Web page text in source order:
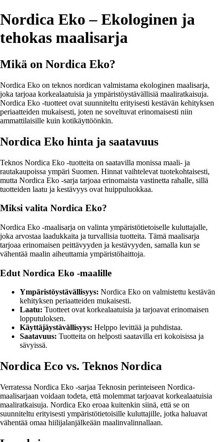
Nordica Eko – Ekologinen ja
tehokas maalisarja
Mikä on Nordica Eko?
Nordica Eko on teknos nordican valmistama ekologinen maalisarja,
joka tarjoaa korkealaatuisia ja ympäristöystävällisiä maaliratkaisuja.
Nordica Eko -tuotteet ovat suunniteltu erityisesti kestävän kehityksen
periaatteiden mukaisesti, joten ne soveltuvat erinomaisesti niin
ammattilaisille kuin kotikäyttöönkin.
Nordica Eko hinta ja saatavuus
Teknos Nordica Eko -tuotteita on saatavilla monissa maali- ja
rautakaupoissa ympäri Suomen. Hinnat vaihtelevat tuotekohtaisesti,
mutta Nordica Eko -sarja tarjoaa erinomaista vastinetta rahalle, sillä
tuotteiden laatu ja kestävyys ovat huippuluokkaa.
Miksi valita Nordica Eko?
Nordica Eko -maalisarja on valinta ympäristötietoiselle kuluttajalle,
joka arvostaa laadukkaita ja turvallisia tuotteita. Tämä maalisarja
tarjoaa erinomaisen peittävyyden ja kestävyyden, samalla kun se
vähentää maalin aiheuttamia ympäristöhaittoja.
Edut Nordica Eko -maalille
Ympäristöystävällisyys: Nordica Eko on valmistettu kestävän
kehityksen periaatteiden mukaisesti.
Laatu: Tuotteet ovat korkealaatuisia ja tarjoavat erinomaisen
lopputuloksen.
Käyttäjäystävällisyys: Helppo levittää ja puhdistaa.
Saatavuus: Tuotteita on helposti saatavilla eri kokoisissa ja
sävyissä.
Nordica Eco vs. Teknos Nordica
Verratessa Nordica Eko -sarjaa Teknosin perinteiseen Nordica-
maalisarjaan voidaan todeta, että molemmat tarjoavat korkealaatuisia
maaliratkaisuja. Nordica Eko eroaa kuitenkin siinä, että se on
suunniteltu erityisesti ympäristötietoisille kuluttajille, jotka haluavat
vähentää omaa hiilijalanjälkeään maalinvalinnallaan.